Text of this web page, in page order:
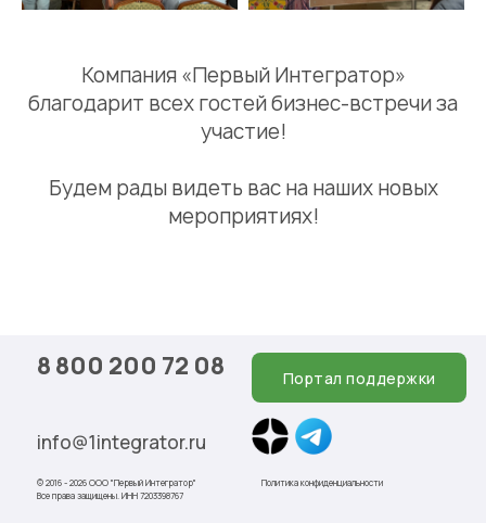
Компания «Первый Интегратор»
благодарит всех гостей бизнес-встречи за
участие!
Будем рады видеть вас на наших новых
мероприятиях!
info@1integrator.ru
8 800 200 72 08 Портал поддержки
© 2016 - 2026 ООО "Первый Интегратор"
Все права защищены. ИНН 7203398767
Политика конфиденциальности